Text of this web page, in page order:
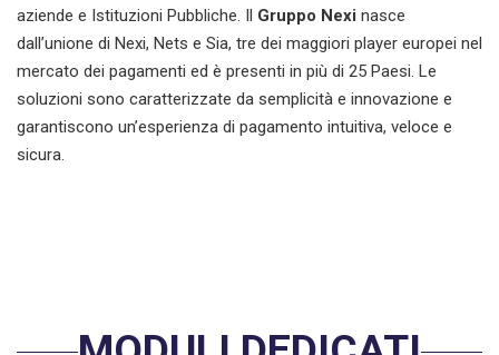
aziende e Istituzioni Pubbliche. Il Gruppo Nexi nasce
dall’unione di Nexi, Nets e Sia, tre dei maggiori player europei nel
mercato dei pagamenti ed è presenti in più di 25 Paesi. Le
soluzioni sono caratterizzate da semplicità e innovazione e
garantiscono un’esperienza di pagamento intuitiva, veloce e
sicura.